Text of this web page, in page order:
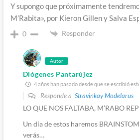
Y supongo que próximamente
M’Rabita», por Kieron Gillen y Salva
0 Responder
Autor
Diógenes Pantarújez
4 años han pasado desde que se escribió
Responde a Stravinkay Modelarus
LO QUE NOS FALTABA, M’RABO
Un día de estos haremos
verás…